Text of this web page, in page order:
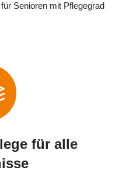
Senioren mit Pflegegrad
für alle